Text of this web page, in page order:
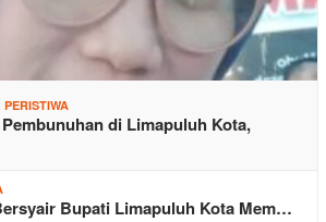
PERISTIWA
di Limapuluh Kota,
Bupati Limapuluh Kota Mem…